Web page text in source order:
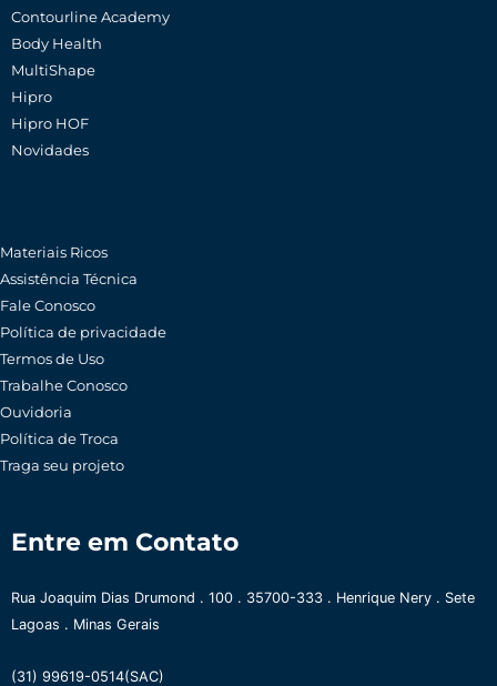
Contourline Academy
Body Health
MultiShape
Hipro
Hipro HOF
Novidades
Materiais Ricos
Assistência Técnica
Fale Conosco
Política de privacidade
Termos de Uso
Trabalhe Conosco
Ouvidoria
Política de Troca
Traga seu projeto
Entre em Contato
Rua Joaquim Dias Drumond . 100 . 35700-333 . Henrique Nery . Sete
Lagoas . Minas Gerais
(31) 99619-0514(SAC)